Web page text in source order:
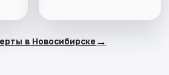
в Новосибирске →